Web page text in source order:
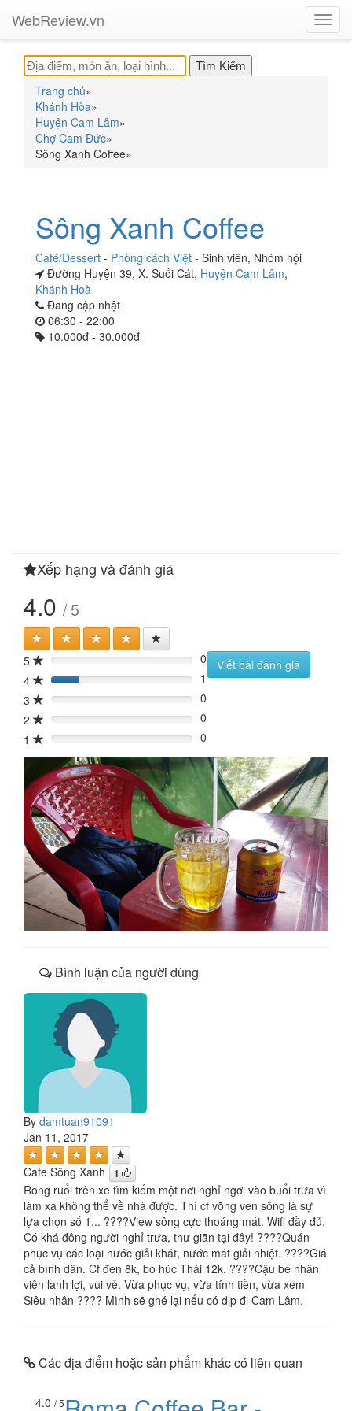
WebReview.vn
Trang chủ»
Khánh Hòa»
Huyện Cam Lâm»
Chợ Cam Đức»
Sông Xanh Coffee»
Sông Xanh Coffee
Café/Dessert - Phòng cách Việt - Sinh viên, Nhóm hội
Đường Huyện 39, X. Suối Cát, Huyện Cam Lâm,
Khánh Hoà
Đang cập nhật
06:30 - 22:00
10.000đ - 30.000đ
Xếp hạng và đánh giá
4.0 / 5
5 0%
0
4
20%
1
3
0%
0
2
0%
0
1
0% 0
Viết bài đánh giá
Bình luận của người dùng
By damtuan91091
Jan 11, 2017
Cafe Sông Xanh 1
Rong ruổi trên xe tìm kiếm một nơi nghỉ ngơi vào buổi trưa vì
làm xa không thể về nhà được. Thì cf võng ven sông là sự
lựa chọn số 1... ????View sông cực thoáng mát. Wifi đầy đủ.
Có khá đông người nghỉ trưa, thư giãn tại đây! ????Quán
phục vụ các loại nước giải khát, nước mát giải nhiệt. ????Giá
cả bình dân. Cf đen 8k, bò húc Thái 12k. ????Cậu bé nhân
viên lanh lợi, vui vẻ. Vừa phục vụ, vừa tính tiền, vừa xem
Siêu nhân ???? Mình sẽ ghé lại nếu có dịp đi Cam Lâm.
Các địa điểm hoặc sản phẩm khác có liên quan
4.0 / 5